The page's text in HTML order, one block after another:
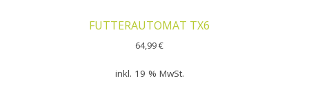
FUTTERAUTOMAT TX6
64,99€
inkl. 19 % MwSt.